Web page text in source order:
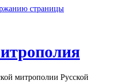
страницы
митрополии Русской